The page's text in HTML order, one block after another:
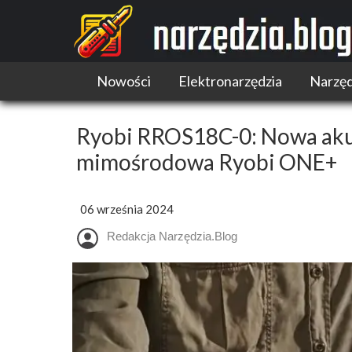
Nowości Elektronarzędzia
Narzędzia akumulatorowe
Narzędzia wielofunkcyjne
Szlifierki i polerki
Ryobi RROS18C-0: Nowa
mimośrodowa Ryobi ONE+
06 września 2024
Redakcja Narzędzia.Blog